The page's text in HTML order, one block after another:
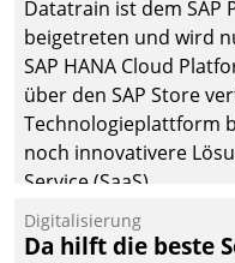
Datatrain ist dem SAP
beigetreten und wird
SAP HANA Cloud
über den SAP Store
Technologieplattform
noch innovativere
Service (SaaS).
Digitalisierung
Da hilft die beste